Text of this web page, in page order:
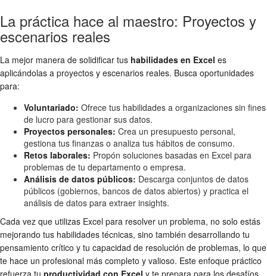
La práctica hace al maestro: Proyectos y
escenarios reales
La mejor manera de solidificar tus habilidades en Excel es
aplicándolas a proyectos y escenarios reales. Busca oportunidades
para:
Voluntariado: Ofrece tus habilidades a organizaciones sin fines
de lucro para gestionar sus datos.
Proyectos personales: Crea un presupuesto personal,
gestiona tus finanzas o analiza tus hábitos de consumo.
Retos laborales: Propón soluciones basadas en Excel para
problemas de tu departamento o empresa.
Análisis de datos públicos: Descarga conjuntos de datos
públicos (gobiernos, bancos de datos abiertos) y practica el
análisis de datos para extraer insights.
Cada vez que utilizas Excel para resolver un problema, no solo estás
mejorando tus habilidades técnicas, sino también desarrollando tu
pensamiento crítico y tu capacidad de resolución de problemas, lo que
te hace un profesional más completo y valioso. Este enfoque práctico
refuerza tu productividad con Excel y te prepara para los desafíos